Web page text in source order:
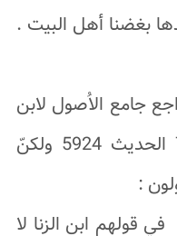
بغضنا أهل البيت .
جامع الاُصول لابن
الأثير عن أبي هريرة 8 : 79 الحديث 5924 ولكنّ
:
في قولهم ابن الزنا لا